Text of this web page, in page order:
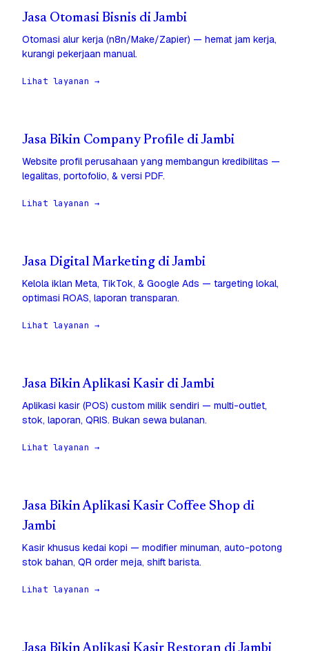
Jasa Otomasi Bisnis di Jambi
Otomasi alur kerja (n8n/Make/Zapier) — hemat jam kerja,
kurangi pekerjaan manual.
Lihat layanan →
Jasa Bikin Company Profile di Jambi
Website profil perusahaan yang membangun kredibilitas —
legalitas, portofolio, & versi PDF.
Lihat layanan →
Jasa Digital Marketing di Jambi
Kelola iklan Meta, TikTok, & Google Ads — targeting lokal,
optimasi ROAS, laporan transparan.
Lihat layanan →
Jasa Bikin Aplikasi Kasir di Jambi
Aplikasi kasir (POS) custom milik sendiri — multi-outlet,
stok, laporan, QRIS. Bukan sewa bulanan.
Lihat layanan →
Jasa Bikin Aplikasi Kasir Coffee Shop di
Jambi
Kasir khusus kedai kopi — modifier minuman, auto-potong
stok bahan, QR order meja, shift barista.
Lihat layanan →